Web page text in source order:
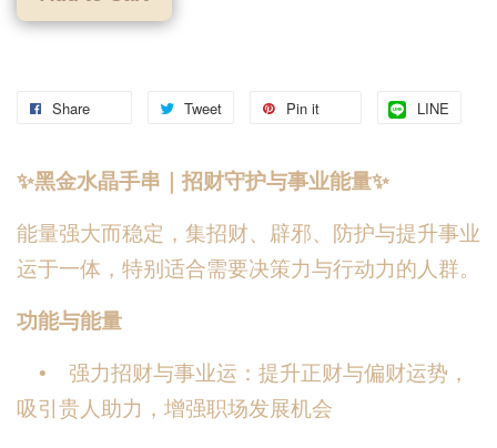
Share Tweet Pin it LINE
✨黑金水晶手串｜招财守护与事业能量✨
能量强大而稳定，集招财、辟邪、防护与提升事业
运于一体，特别适合需要决策力与行动力的人群。
功能与能量
• 强力招财与事业运：提升正财与偏财运势，
吸引贵人助力，增强职场发展机会